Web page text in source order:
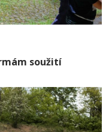
soužití